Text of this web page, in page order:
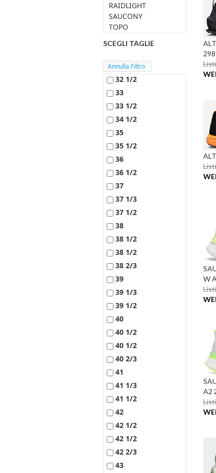
RAIDLIGHT
SAUCONY
TOPO
SCEGLI TAGLIE
32 1/2
33
33 1/2
34 1/2
35
35 1/2
36
36 1/2
37
37 1/3
37 1/2
38
38 1/2
38 1/2
38 2/3
39
39 1/3
39 1/2
40
40 1/2
40 1/2
40 2/3
41
41 1/3
41 1/2
42
42 1/2
42 1/2
42 2/3
43
W
A2